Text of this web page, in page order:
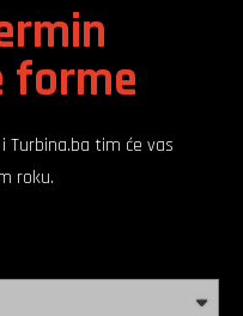
forme
Turbina.ba tim će vas
roku.